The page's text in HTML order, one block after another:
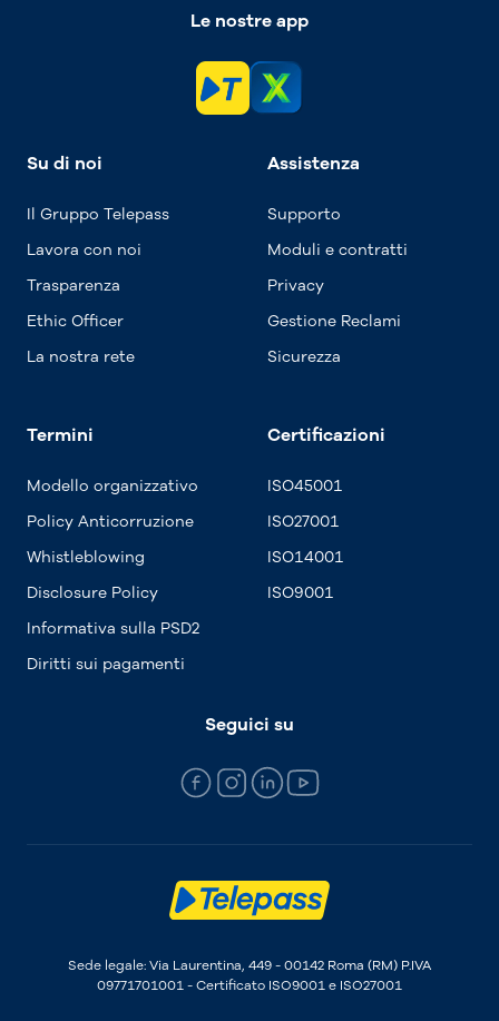
Le nostre app
Su di noi
Il Gruppo Telepass
Lavora con noi
Trasparenza
Ethic Officer
La nostra rete
Assistenza
Supporto
Moduli e contratti
Privacy
Gestione Reclami
Sicurezza
Termini
Modello organizzativo
Policy Anticorruzione
Whistleblowing
Disclosure Policy
Informativa sulla PSD2
Diritti sui pagamenti
Certificazioni
ISO45001
ISO27001
ISO14001
ISO9001
Seguici su
Sede legale: Via Laurentina, 449 - 00142 Roma (RM) P.IVA
09771701001 - Certificato ISO9001 e ISO27001